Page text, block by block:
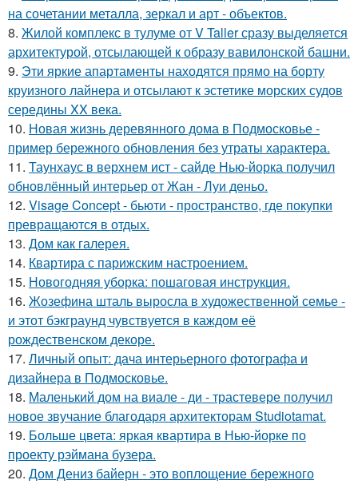
на сочетании металла, зеркал и арт - объектов.
8. Жилой комплекс в тулуме от V Taller сразу выделяется
архитектурой, отсылающей к образу вавилонской башни.
9. Эти яркие апартаменты находятся прямо на борту
круизного лайнера и отсылают к эстетике морских судов
середины XX века.
10. Новая жизнь деревянного дома в Подмосковье -
пример бережного обновления без утраты характера.
11. Таунхаус в верхнем ист - сайде Нью-йорка получил
обновлённый интерьер от Жан - Луи деньо.
12. Visage Concept - бьюти - пространство, где покупки
превращаются в отдых.
13. Дом как галерея.
14. Квартира с парижским настроением.
15. Новогодняя уборка: пошаговая инструкция.
16. Жозефина шталь выросла в художественной семье -
и этот бэкграунд чувствуется в каждом её
рождественском декоре.
17. Личный опыт: дача интерьерного фотографа и
дизайнера в Подмосковье.
18. Маленький дом на виале - ди - трастевере получил
новое звучание благодаря архитекторам Studiotamat.
19. Больше цвета: яркая квартира в Нью-йорке по
проекту рэймана бузера.
20. Дом Дениз байерн - это воплощение бережного